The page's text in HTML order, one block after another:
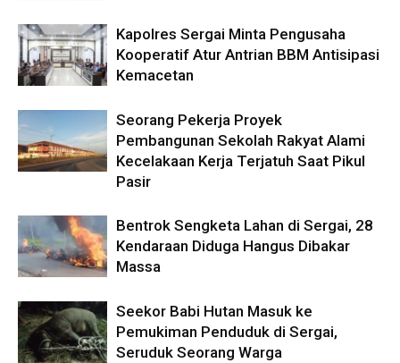
Kapolres Sergai Minta Pengusaha
Kooperatif Atur Antrian BBM Antisipasi
Kemacetan
Seorang Pekerja Proyek
Pembangunan Sekolah Rakyat Alami
Kecelakaan Kerja Terjatuh Saat Pikul
Pasir
Bentrok Sengketa Lahan di Sergai, 28
Kendaraan Diduga Hangus Dibakar
Massa
Seekor Babi Hutan Masuk ke
Pemukiman Penduduk di Sergai,
Seruduk Seorang Warga